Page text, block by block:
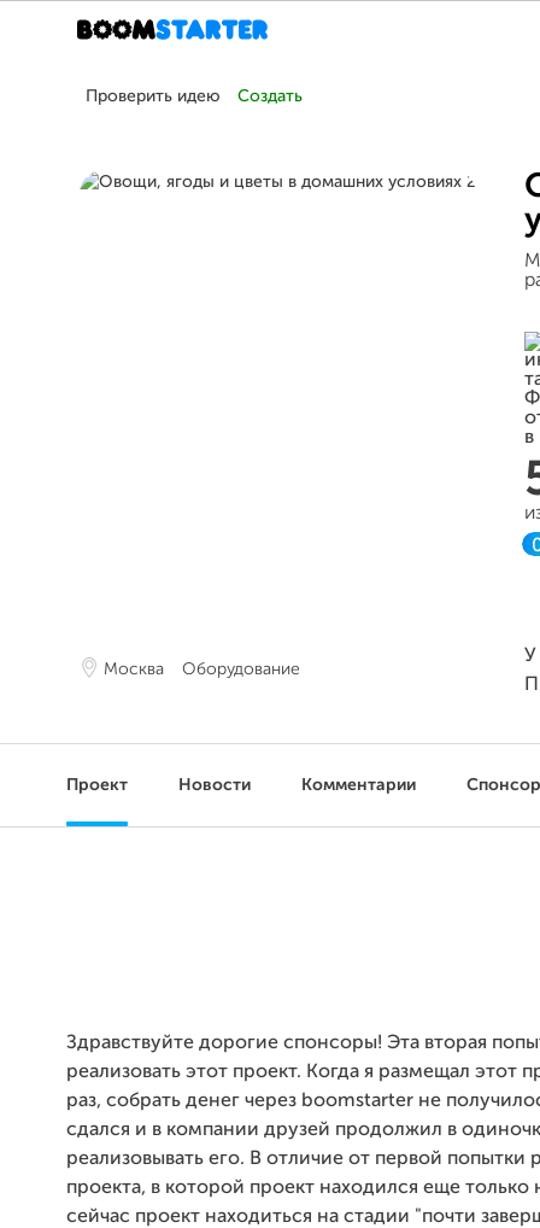
Проверить идею Создать
Москва Оборудование
У
Проект Новости Комментарии
Здравствуйте дорогие спонсоры! Эта вторая
реализовать этот проект. Когда я размещал этот
раз, собрать денег через boomstarter не
сдался и в компании друзей продолжил в
реализовывать его. В отличие от первой попытки
проекта, в которой проект находился еще только
сейчас проект находиться на стадии "почти